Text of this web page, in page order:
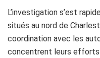
L’investigation s’est
situés au nord de
coordination avec les
concentrent leurs efforts